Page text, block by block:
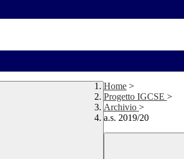
Home >
Progetto IGCSE >
Archivio >
a.s. 2019/20